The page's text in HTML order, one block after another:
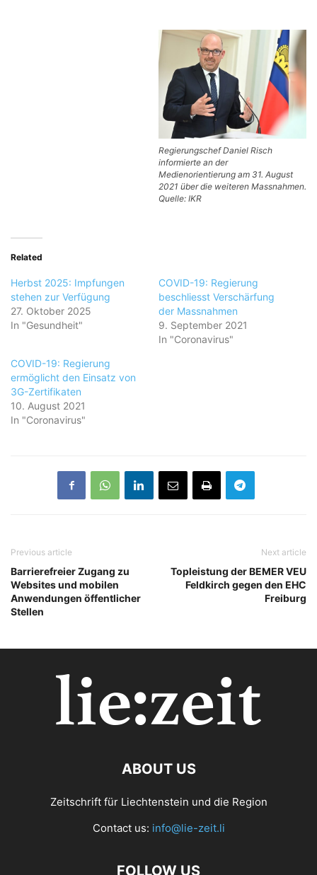
Regierungschef Daniel Risch
informierte an der
Medienorientierung am 31. August
2021 über die weiteren Massnahmen.
Quelle: IKR
Related
Herbst 2025: Impfungen
stehen zur Verfügung
27. Oktober 2025
In "Gesundheit"
COVID-19: Regierung
beschliesst Verschärfung
der Massnahmen
9. September 2021
In "Coronavirus"
COVID-19: Regierung
ermöglicht den Einsatz von
3G-Zertifikaten
10. August 2021
In "Coronavirus"
Previous article
Barrierefreier Zugang zu
Websites und mobilen
Anwendungen öffentlicher
Stellen
Next article
Topleistung der BEMER VEU
Feldkirch gegen den EHC
Freiburg
ABOUT US
Zeitschrift für Liechtenstein und die Region
Contact us: info@lie-zeit.li
FOLLOW US